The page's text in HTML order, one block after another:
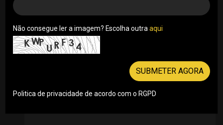
Não consegue ler a imagem? Escolha outra aqui
SUBMETER AGORA
Politica de privacidade de acordo com o RGPD